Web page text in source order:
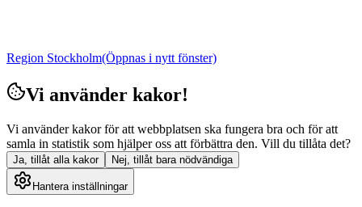
Region Stockholm(Öppnas i nytt fönster)
Vi använder kakor!
Vi använder kakor för att webbplatsen ska fungera bra och för att
samla in statistik som hjälper oss att förbättra den. Vill du tillåta det?
Ja, tillåt alla kakor Nej, tillåt bara nödvändiga
Hantera inställningar